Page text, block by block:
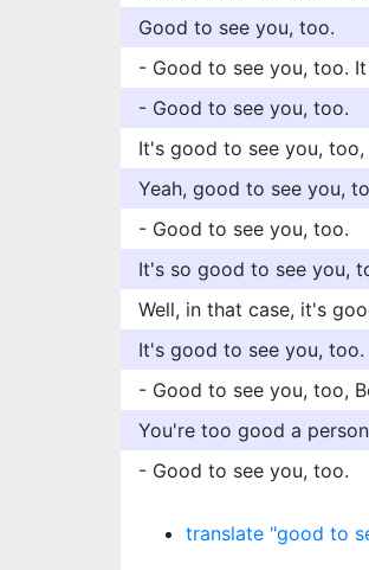
Good to see you, too.
- Good to see you, too.
- Good to see you, too.
It's good to see you, too,
Yeah, good to see you,
- Good to see you, too.
It's so good to see you,
Well, in that case, it's
It's good to see you, too.
- Good to see you, too,
You're too good a
- Good to see you, too.
translate "good to